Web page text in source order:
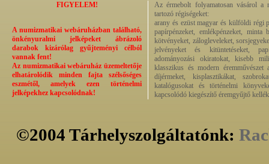
FIGYELEM!
A numizmatikai webáruházban található,
önkényuralmi jelképeket ábrázoló
darabok kizárólag gyűjteményi célból
vannak fent!
Az numizmatikai webáruház üzemeltetője
elhatárolódik minden fajta szélsőséges
eszmétől, amelyek ezen történelmi
jelképekhez kapcsolódnak!
Az érmebolt folyamatosan vásárol a
tartozó régiségeket:
arany és ezüst magyar és külföldi régi
papírpénzeket, emlékpénzeket, minta
kötvényeket, zálogleveleket,
jelvényeket és kitüntetéseket,
adományozási okiratokat, kisebb
klasszikus és modern éremművészet
díjérmeket, kisplasztikákat,
katalógusokat és történelmi
kapcsolódó kiegészítő éremgyűjtő
©2004 Tárhelyszolgáltatónk: